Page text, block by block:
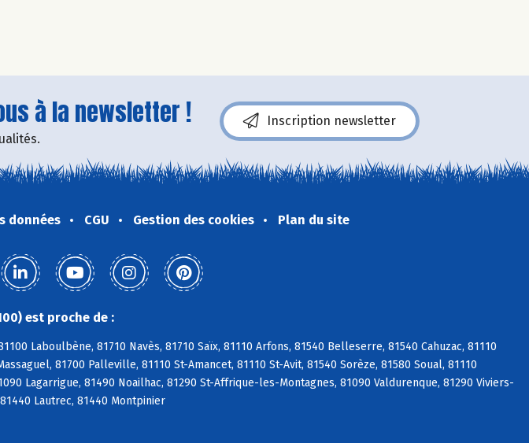
à la newsletter ! Inscription newsletter
données CGU Gestion des cookies Plan du site
est proche de :
Laboulbène, 81710 Navès, 81710 Saïx, 81110 Arfons, 81540 Belleserre, 81540 Cahuzac, 81110
81700 Palleville, 81110 St-Amancet, 81110 St-Avit, 81540 Sorèze, 81580 Soual, 81110
Lagarrigue, 81490 Noailhac, 81290 St-Affrique-les-Montagnes, 81090 Valdurenque, 81290 Viviers-
Lautrec, 81440 Montpinier